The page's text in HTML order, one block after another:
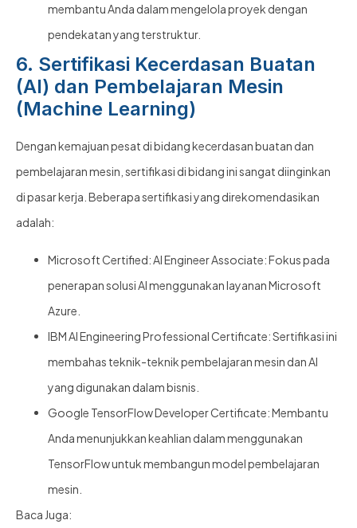
membantu Anda dalam mengelola proyek dengan
pendekatan yang terstruktur.
6. Sertifikasi Kecerdasan Buatan
(AI) dan Pembelajaran Mesin
(Machine Learning)
Dengan kemajuan pesat di bidang kecerdasan buatan dan
pembelajaran mesin, sertifikasi di bidang ini sangat diinginkan
di pasar kerja. Beberapa sertifikasi yang direkomendasikan
adalah:
Microsoft Certified: AI Engineer Associate: Fokus pada
penerapan solusi AI menggunakan layanan Microsoft
Azure.
IBM AI Engineering Professional Certificate: Sertifikasi ini
membahas teknik-teknik pembelajaran mesin dan AI
yang digunakan dalam bisnis.
Google TensorFlow Developer Certificate: Membantu
Anda menunjukkan keahlian dalam menggunakan
TensorFlow untuk membangun model pembelajaran
mesin.
Baca Juga: